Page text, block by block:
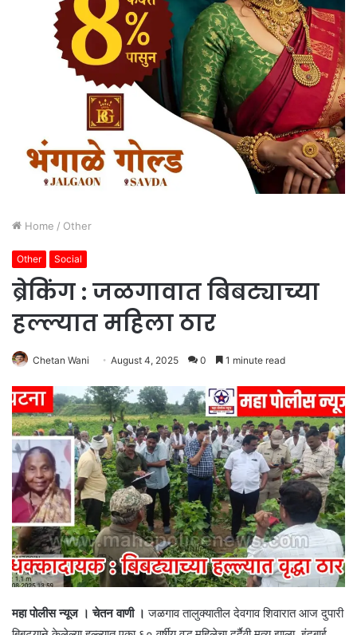
Home / Other
Other Social
ब्रेकिंग : जळगावात बिबट्याच्या
हल्ल्यात महिला ठार
Chetan Wani August 4, 2025 0 1 minute read
महा पोलीस न्यूज । चेतन वाणी । जळगाव तालुक्यातील देवगाव शिवारात आज दुपारी